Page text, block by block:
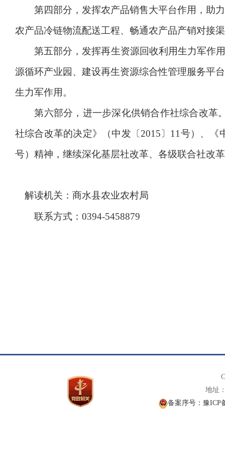
第四部分，发挥农产品销售大平台作用，助力
农产品冷链物流配送工程、畅通农产品产销对接
第五部分，发挥再生资源回收利用生力军作用
源循环产业园、建设再生资源综合性管理服务平
生力军作用。
第六部分，进一步深化供销合作社综合改革。
社综合改革的决定》（中发〔2015〕11号）、
号）精神，继续深化基层社改革、各级联合社改
解读机关：商水县农业农村局
联系方式：0394-5458879
地址
备案序号：豫ICP